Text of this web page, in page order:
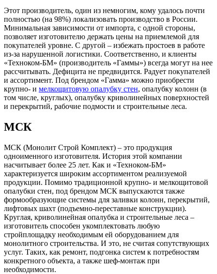
Этот производитель, один из немногим, кому удалось почти
полностью (на 98%) локализовать производство в России.
Минимальная зависимости от импорта, с одной стороны,
позволяет изготовителю держать цены на приемлемой для
покупателей уровне. С другой – избежать простоев в работе
из-за нарушенной логистики. Соответственно, и клиенты
«Техноком-БМ» (производитель «Гаммы») всегда могут на нее
рассчитывать. Дефицита не предвидится. Радует покупателей
и ассортимент. Под брендом «Гамма» можно приобрести
крупно- и мелкощитовую опалубку стен, опалубку колонн (в
том числе, круглых), опалубку криволинейных поверхностей
и перекрытий, рабочие подмости и строительные леса.
МСК
МСК (Монолит Строй Комплект) – это продукция
одноименного изготовителя. История этой компании
насчитывает более 25 лет. Как и «Техноком-БМ»
характеризуется широким ассортиментом реализуемой
продукции. Помимо традиционной крупно- и мелкощитовой
опалубки стен, под брендом МСК выпускаются также
формообразующие системы для заливки колонн, перекрытий,
лифтовых шахт (подъемно-переставные конструкции).
Круглая, криволинейная опалубка и строительные леса –
изготовитель способен укомплектовать любую
стройплощадку необходимым ей оборудованием для
монолитного строительства. И это, не считая сопутствующих
услуг. Таких, как ремонт, подгонка систем к потребностям
конкретного объекта, а также шеф-монтаж при
необходимости.